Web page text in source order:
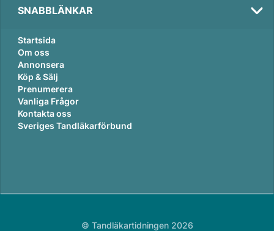
SNABBLÄNKAR
Startsida
Om oss
Annonsera
Köp & Sälj
Prenumerera
Vanliga Frågor
Kontakta oss
Sveriges Tandläkarförbund
© Tandläkartidningen 2026